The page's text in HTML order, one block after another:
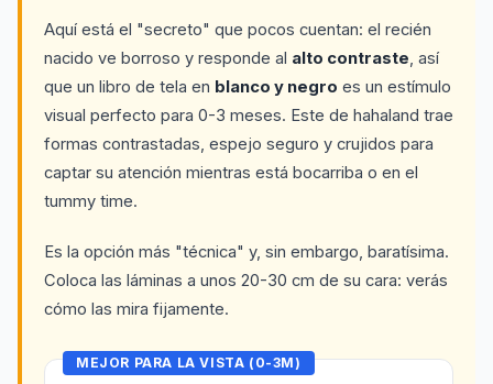
Aquí está el "secreto" que pocos cuentan: el recién
nacido ve borroso y responde al alto contraste, así
que un libro de tela en blanco y negro es un estímulo
visual perfecto para 0-3 meses. Este de hahaland trae
formas contrastadas, espejo seguro y crujidos para
captar su atención mientras está bocarriba o en el
tummy time.
Es la opción más "técnica" y, sin embargo, baratísima.
Coloca las láminas a unos 20-30 cm de su cara: verás
cómo las mira fijamente.
MEJOR PARA LA VISTA (0-3M)